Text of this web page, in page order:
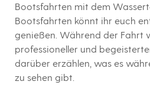
Bootsfahrten mit dem
Bootsfahrten könnt ihr euch
genießen. Während der Fahrt
professioneller und
darüber erzählen, was es
zu sehen gibt.